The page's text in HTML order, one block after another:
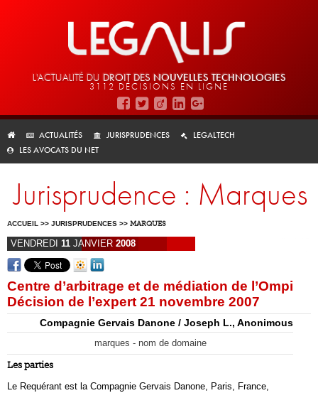
L'ACTUALITÉ DU DROIT DES NOUVELLES TECHNOLOGIES
3112 DÉCISIONS EN LIGNE
ACTUALITÉS JURISPRUDENCES
LEGALTECH
LES AVOCATS DU NET
Jurisprudence : Marques
ACCUEIL >> JURISPRUDENCES >> MARQUES
VENDREDI 11 JANVIER 2008
Centre d’arbitrage et de médiation de l’Ompi
Décision de l’expert 21 novembre 2007
Compagnie Gervais Danone / Joseph L., Anonimous
marques - nom de domaine
Les parties
Le Requérant est la Compagnie Gervais Danone, Paris, France,